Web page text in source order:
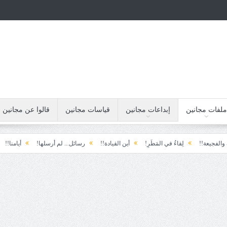
ملفات مجانين إبداعات مجانين قياسات مجانين قالوا عن مجانين
لِقاءُ في المَطَرِ! أين القيادة!! رسائل... لم أرسلها! أيامنا!! خيبة